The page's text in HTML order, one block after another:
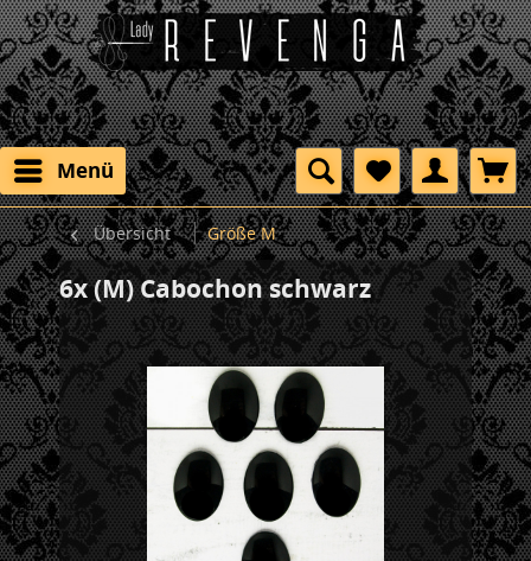
Menü
Übersicht Größe M
6x (M) Cabochon schwarz